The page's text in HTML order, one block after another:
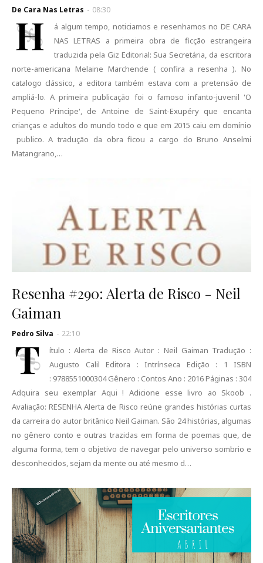
De Cara Nas Letras - 08:30
H
á algum tempo, noticiamos e resenhamos no DE CARA
NAS LETRAS a primeira obra de ficção estrangeira
traduzida pela Giz Editorial: Sua Secretária, da escritora
norte-americana Melaine Marchende ( confira a resenha ). No
catalogo clássico, a editora também estava com a pretensão de
ampliá-lo. A primeira publicação foi o famoso infanto-juvenil 'O
Pequeno Principe', de Antoine de Saint-Exupéry que encanta
crianças e adultos do mundo todo e que em 2015 caiu em domínio
publico. A tradução da obra ficou a cargo do Bruno Anselmi
Matangrano,…
Resenha #290: Alerta de Risco - Neil
Gaiman
Pedro Silva - 22:10
T
ítulo : Alerta de Risco Autor : Neil Gaiman Tradução :
Augusto Calil Editora : Intrínseca Edição : 1 ISBN
: 9788551000304 Gênero : Contos Ano : 2016 Páginas : 304
Adquira seu exemplar Aqui ! Adicione esse livro ao Skoob .
Avaliação: RESENHA Alerta de Risco reúne grandes histórias curtas
da carreira do autor britânico Neil Gaiman. São 24 histórias, algumas
no gênero conto e outras trazidas em forma de poemas que, de
alguma forma, tem o objetivo de navegar pelo universo sombrio e
desconhecidos, sejam da mente ou até mesmo d…